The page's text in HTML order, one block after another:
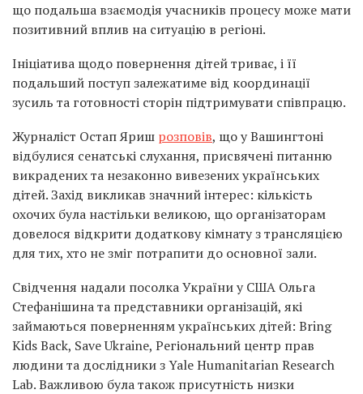
що подальша взаємодія учасників процесу може мати
позитивний вплив на ситуацію в регіоні.
Ініціатива щодо повернення дітей триває, і її
подальший поступ залежатиме від координації
зусиль та готовності сторін підтримувати співпрацю.
Журналіст Остап Яриш розповів, що у Вашингтоні
відбулися сенатські слухання, присвячені питанню
викрадених та незаконно вивезених українських
дітей. Захід викликав значний інтерес: кількість
охочих була настільки великою, що організаторам
довелося відкрити додаткову кімнату з трансляцією
для тих, хто не зміг потрапити до основної зали.
Свідчення надали посолка України у США Ольга
Стефанішина та представники організацій, які
займаються поверненням українських дітей: Bring
Kids Back, Save Ukraine, Регіональний центр прав
людини та дослідники з Yale Humanitarian Research
Lab. Важливою була також присутність низки